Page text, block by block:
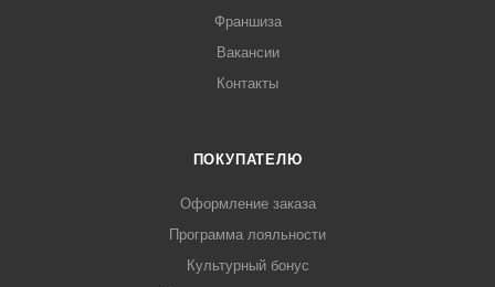
Франшиза
Вакансии
Контакты
ПОКУПАТЕЛЮ
Оформление заказа
Программа лояльности
Культурный бонус